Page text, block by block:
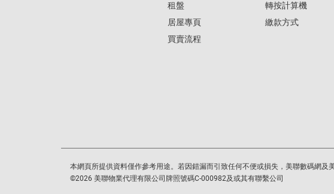
租盤
居屋專頁
買賣流程
轉按計算機
繳款方式
本網頁所提供資料僅作參考用途。若因錯漏而引致任何不便或損失，美聯數碼網及
©2026 美聯物業代理有限公司牌照號碼C-000982及或其有聯繫公司